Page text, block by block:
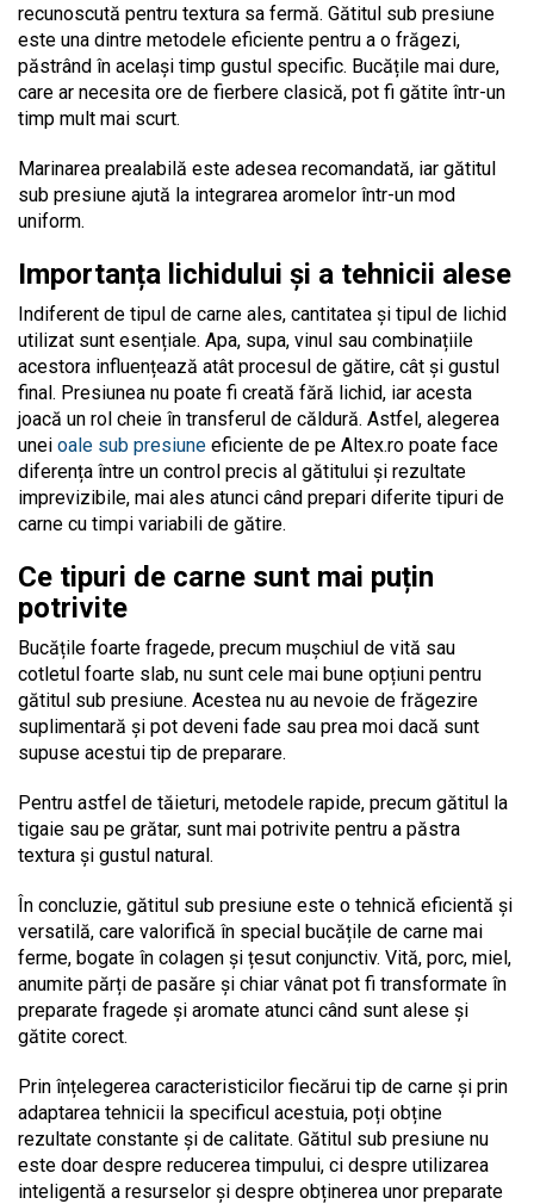
recunoscută pentru textura sa fermă. Gătitul sub presiune
este una dintre metodele eficiente pentru a o frăgezi,
păstrând în același timp gustul specific. Bucățile mai dure,
care ar necesita ore de fierbere clasică, pot fi gătite într-un
timp mult mai scurt.
Marinarea prealabilă este adesea recomandată, iar gătitul
sub presiune ajută la integrarea aromelor într-un mod
uniform.
Importanța lichidului și a tehnicii alese
Indiferent de tipul de carne ales, cantitatea și tipul de lichid
utilizat sunt esențiale. Apa, supa, vinul sau combinațiile
acestora influențează atât procesul de gătire, cât și gustul
final. Presiunea nu poate fi creată fără lichid, iar acesta
joacă un rol cheie în transferul de căldură. Astfel, alegerea
unei oale sub presiune eficiente de pe Altex.ro poate face
diferența între un control precis al gătitului și rezultate
imprevizibile, mai ales atunci când prepari diferite tipuri de
carne cu timpi variabili de gătire.
Ce tipuri de carne sunt mai puțin
potrivite
Bucățile foarte fragede, precum mușchiul de vită sau
cotletul foarte slab, nu sunt cele mai bune opțiuni pentru
gătitul sub presiune. Acestea nu au nevoie de frăgezire
suplimentară și pot deveni fade sau prea moi dacă sunt
supuse acestui tip de preparare.
Pentru astfel de tăieturi, metodele rapide, precum gătitul la
tigaie sau pe grătar, sunt mai potrivite pentru a păstra
textura și gustul natural.
În concluzie, gătitul sub presiune este o tehnică eficientă și
versatilă, care valorifică în special bucățile de carne mai
ferme, bogate în colagen și țesut conjunctiv. Vită, porc, miel,
anumite părți de pasăre și chiar vânat pot fi transformate în
preparate fragede și aromate atunci când sunt alese și
gătite corect.
Prin înțelegerea caracteristicilor fiecărui tip de carne și prin
adaptarea tehnicii la specificul acestuia, poți obține
rezultate constante și de calitate. Gătitul sub presiune nu
este doar despre reducerea timpului, ci despre utilizarea
inteligentă a resurselor și despre obținerea unor preparate